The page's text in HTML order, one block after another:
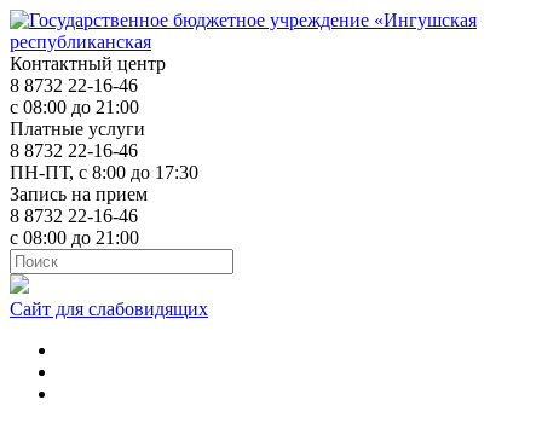
Контактный центр
8 8732 22-16-46
с 08:00 до 21:00
Платные услуги
8 8732 22-16-46
ПН-ПТ, с 8:00 до 17:30
Запись на прием
8 8732 22-16-46
с 08:00 до 21:00
Сайт для слабовидящих